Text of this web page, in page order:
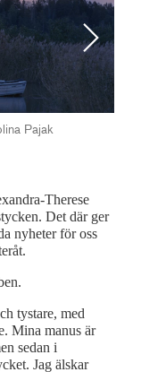
Pajak
Next
Therese
Det där ger
nyheter för oss
tystare, med
Mina manus är
sedan i
Jag älskar